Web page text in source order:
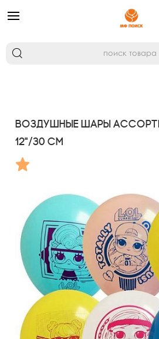
Воздушные шары
12"/30 см